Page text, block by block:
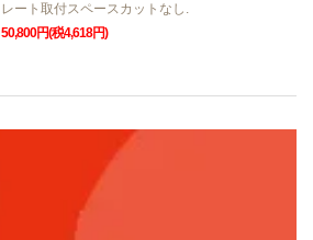
レート取付スペースカットなし.
50,800円(税4,618円)